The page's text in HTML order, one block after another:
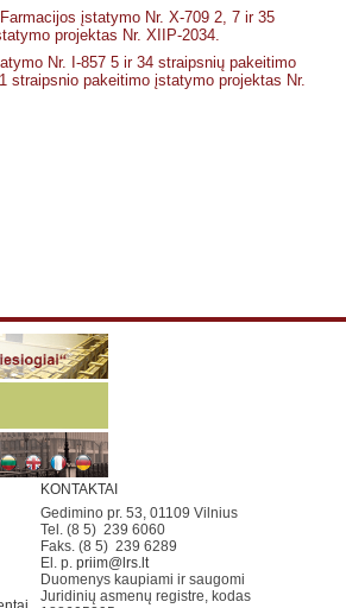
įstatymo Nr. X-709 2, 7 ir 35
projektas Nr. XIIP-2034.
Nr. I-857 5 ir 34 straipsnių pakeitimo
straipsnio pakeitimo įstatymo projektas Nr.
KONTAKTAI
Gedimino pr. 53, 01109 Vilnius
Tel. (8 5) 239 6060
Faks. (8 5) 239 6289
El. p. priim@lrs.lt
Duomenys kaupiami ir saugomi
Juridinių asmenų registre, kodas